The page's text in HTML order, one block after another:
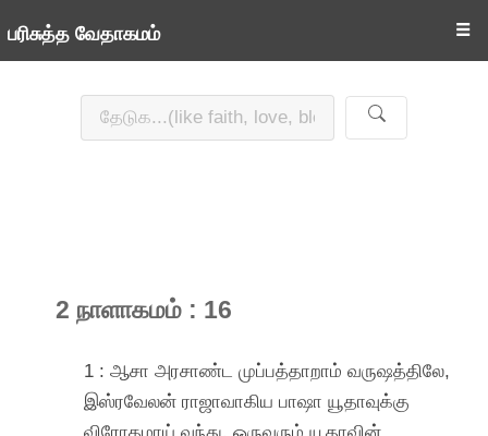
பரிசுத்த வேதாகமம் ☰
2 நாளாகமம் : 16
1 : ஆசா அரசாண்ட முப்பத்தாறாம் வருஷத்திலே,
இஸ்ரவேலன் ராஜாவாகிய பாஷா யூதாவுக்கு
விரோதமாய் வந்து, ஒருவரும் யூதாவின்